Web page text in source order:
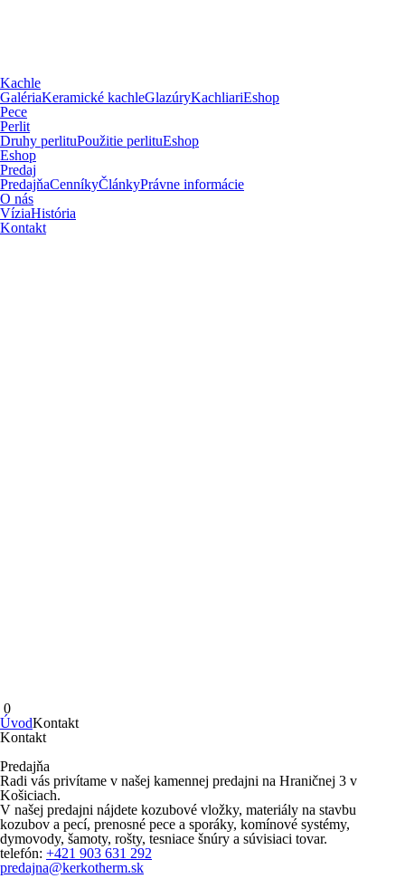
Kachle
GalériaKeramické kachleGlazúryKachliariEshop
Pece
Perlit
Druhy perlituPoužitie perlituEshop
Eshop
Predaj
PredajňaCenníkyČlánkyPrávne informácie
O nás
VíziaHistória
Kontakt
0
ÚvodKontakt
Kontakt
Predajňa
Radi vás privítame v našej kamennej predajni na Hraničnej 3 v
Košiciach.
V našej predajni nájdete kozubové vložky, materiály na stavbu
kozubov a pecí, prenosné pece a sporáky, komínové systémy,
dymovody, šamoty, rošty, tesniace šnúry a súvisiaci tovar.
telefón: +421 903 631 292
predajna@kerkotherm.sk